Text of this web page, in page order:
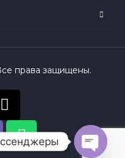
права защищены.